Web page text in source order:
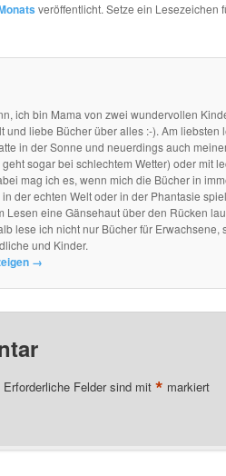
veröffentlicht. Setze ein Lesezeichen
ich bin Mama von zwei wundervollen
und liebe Bücher über alles :-). Am liebsten
in der Sonne und neuerdings auch
sogar bei schlechtem Wetter) oder mit
mag ich es, wenn mich die Bücher in
der echten Welt oder in der Phantasie
Lesen eine Gänsehaut über den Rücken
lese ich nicht nur Bücher für Erwachsene,
und Kinder.
→
Erforderliche Felder sind mit * markiert